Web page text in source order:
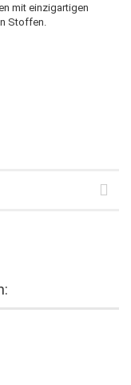
mit einzigartigen
Stoffen.